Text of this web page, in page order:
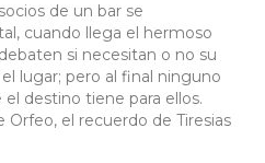
de un bar se
cuando llega el hermoso
si necesitan o no su
lugar; pero al final ninguno
destino tiene para ellos.
el recuerdo de Tiresias